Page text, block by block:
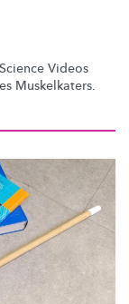
Videos
Muskelkaters.